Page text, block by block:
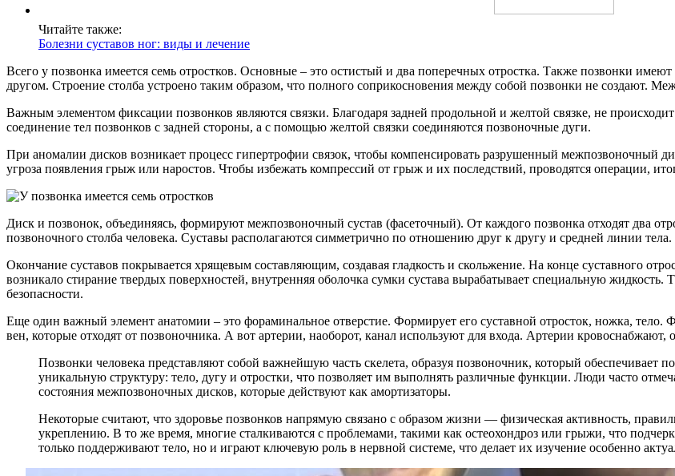
Читайте также:
Болезни суставов ног: виды и лечение
Всего у позвонка имеется семь отростков. Основные – это остистый и два поперечных отростка. Также позвонки
другом. Строение столба устроено таким образом, что полного соприкосновения между собой позвонки не создают.
Важным элементом фиксации позвонков являются связки. Благодаря задней продольной и желтой связке, не
соединение тел позвонков с задней стороны, а с помощью желтой связки соединяются позвоночные дуги.
При аномалии дисков возникает процесс гипертрофии связок, чтобы компенсировать разрушенный межпозвоночный
угроза появления грыж или наростов. Чтобы избежать компрессий от грыж и их последствий, проводятся операции,
Диск и позвонок, объединяясь, формируют межпозвоночный сустав (фасеточный). От каждого позвонка отходят два
позвоночного столба человека. Суставы располагаются симметрично по отношению друг к другу и средней линии тела.
Окончание суставов покрывается хрящевым составляющим, создавая гладкость и скольжение. На конце суставного
возникало стирание твердых поверхностей, внутренняя оболочка сумки сустава вырабатывает специальную жидкость.
безопасности.
Еще один важный элемент анатомии – это фораминальное отверстие. Формирует его суставной отросток, ножка, тело.
вен, которые отходят от позвоночника. А вот артерии, наоборот, канал используют для входа. Артерии
Позвонки человека представляют собой важнейшую часть скелета, образуя позвоночник, который
уникальную структуру: тело, дугу и отростки, что позволяет им выполнять различные функции. Люди часто
состояния межпозвоночных дисков, которые действуют как амортизаторы.
Некоторые считают, что здоровье позвонков напрямую связано с образом жизни — физическая активность,
укреплению. В то же время, многие сталкиваются с проблемами, такими как остеохондроз или грыжи, что
только поддерживают тело, но и играют ключевую роль в нервной системе, что делает их изучение особенно